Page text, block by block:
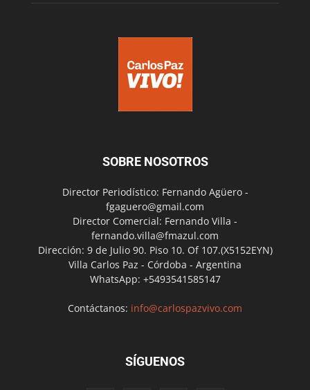
SOBRE NOSOTROS
Director Periodístico: Fernando Agüero -
fgaguero@gmail.com
Director Comercial: Fernando Villa -
fernando.villa@fmazul.com
Dirección: 9 de Julio 90. Piso 10. Of 107.(X5152EYN)
Villa Carlos Paz - Córdoba - Argentina
WhatsApp: +5493541585147
Contáctanos: info@carlospazvivo.com
SÍGUENOS